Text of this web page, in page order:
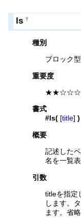
ls†
種別
ブロック
重要度
★★☆☆☆
書式
#ls( [title])
概要
記述した
名を一覧表
引数
titleを指定
します。
ます。省